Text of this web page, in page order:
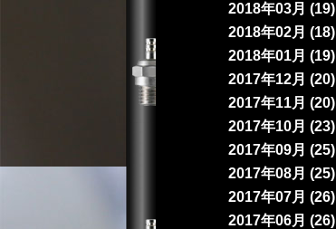
2018年03月 (19)
2018年02月 (18)
2018年01月 (19)
2017年12月 (20)
2017年11月 (20)
2017年10月 (23)
2017年09月 (25)
2017年08月 (25)
2017年07月 (26)
2017年06月 (26)